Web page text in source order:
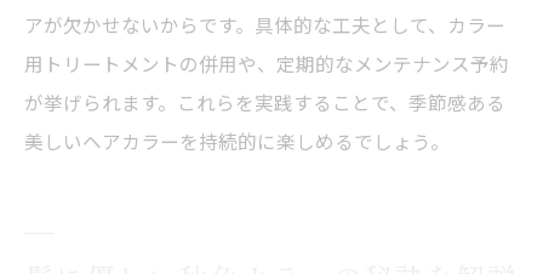
アが欠かせないからです。具体的な工夫として、カラー
用トリートメントの併用や、定期的なメンテナンス予約
が挙げられます。これらを実践することで、季節感ある
美しいヘアカラーを持続的に楽しめるでしょう。